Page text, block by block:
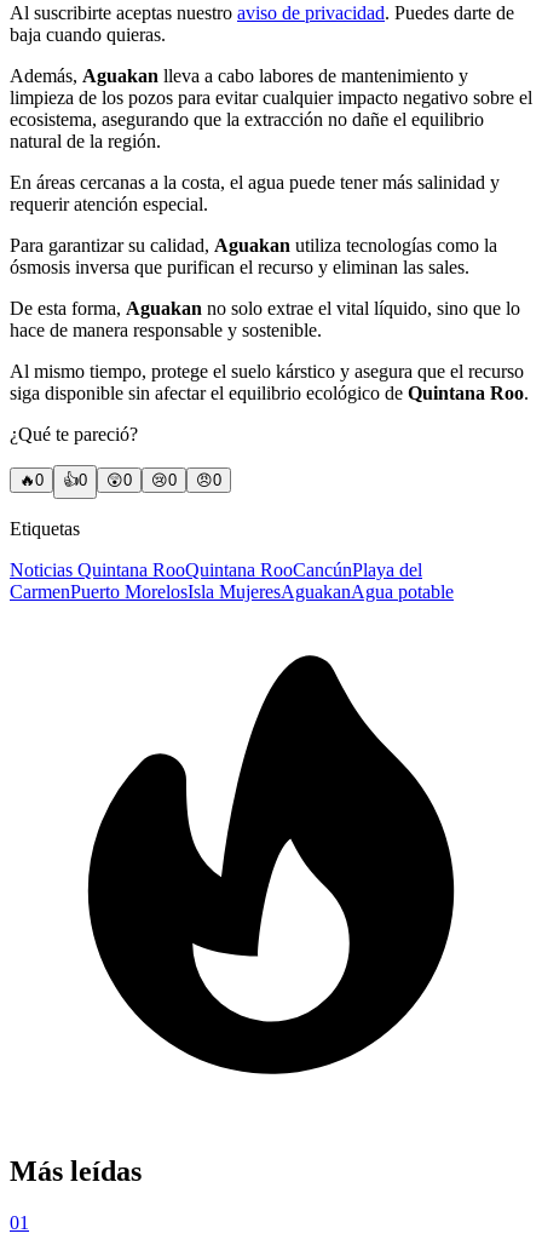
Al suscribirte aceptas nuestro aviso de privacidad. Puedes darte de
baja cuando quieras.
Además, Aguakan lleva a cabo labores de mantenimiento y
limpieza de los pozos para evitar cualquier impacto negativo sobre el
ecosistema, asegurando que la extracción no dañe el equilibrio
natural de la región.
En áreas cercanas a la costa, el agua puede tener más salinidad y
requerir atención especial.
Para garantizar su calidad, Aguakan utiliza tecnologías como la
ósmosis inversa que purifican el recurso y eliminan las sales.
De esta forma, Aguakan no solo extrae el vital líquido, sino que lo
hace de manera responsable y sostenible.
Al mismo tiempo, protege el suelo kárstico y asegura que el recurso
siga disponible sin afectar el equilibrio ecológico de Quintana Roo.
¿Qué te pareció?
🔥0 👍0 😲0 😢0 😠0
Etiquetas
Noticias Quintana RooQuintana RooCancúnPlaya del
CarmenPuerto MorelosIsla MujeresAguakanAgua potable
Más leídas
01